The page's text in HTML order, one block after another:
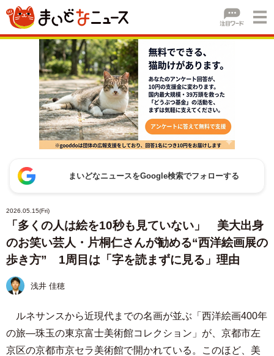
まいどなニュースをGoogle検索でフォローする
2026.05.15(Fri)
「多くの人は絵を10秒も見ていない」 美大出身
のお笑い芸人・片桐仁さんが勧める“西洋絵画展の
歩き方” 1周目は「字を読まずに見る」理由
浅井 佳穂
ルネサンスから近現代までの名画が並ぶ「西洋絵画400年
の旅―珠玉の東京富士美術館コレクション」が、京都市左
京区の京都市京セラ美術館で開かれている。このほど、美